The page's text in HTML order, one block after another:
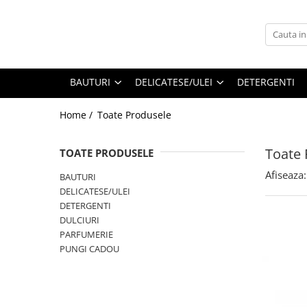
PARFUMURI
BAUTURI DELICATESE/ULEI DETERGENTI
Home / Toate Produsele
Toate
TOATE PRODUSELE
BAUTURI
DELICATESE/ULEI
DETERGENTI
DULCIURI
PARFUMERIE
PUNGI CADOU
Afiseaza: